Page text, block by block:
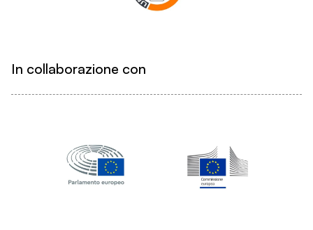
In collaborazione con